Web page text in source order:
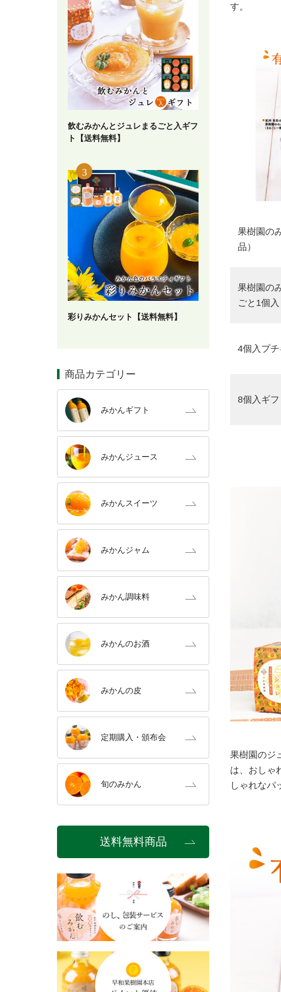
飲むみかんとジュレまるごと入ギフ
ト【送料無料】
彩りみかんセット【送料無料】
商品カテゴリー
みかんギフト
みかんジュース
みかんスイーツ
みかんジャム
みかん調味料
みかんのお酒
みかんの皮
定期購入 ・頒布会
旬のみかん
送料無料商品
す。
果樹園の
品）
果樹園の
ごと1個入
4個入プチ
8個入ギフ
果樹園のジ
は、おしゃ
しゃれなパ